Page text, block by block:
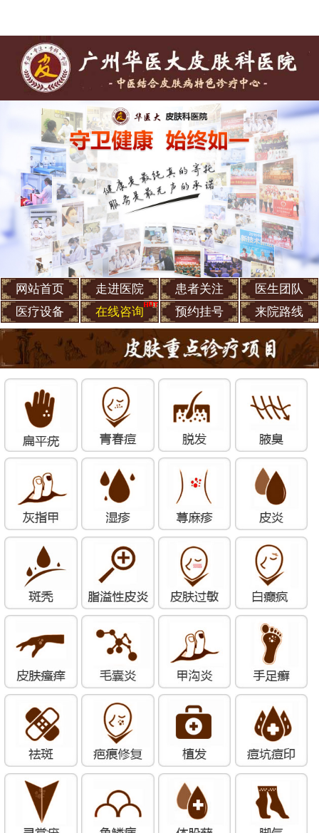
网站首页 走进医院 患者关注
医生团队
医疗设备
在线咨询 预约挂号 来院路线